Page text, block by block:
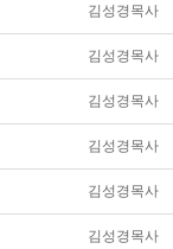
김성경목사
김성경목사
김성경목사
김성경목사
김성경목사
김성경목사